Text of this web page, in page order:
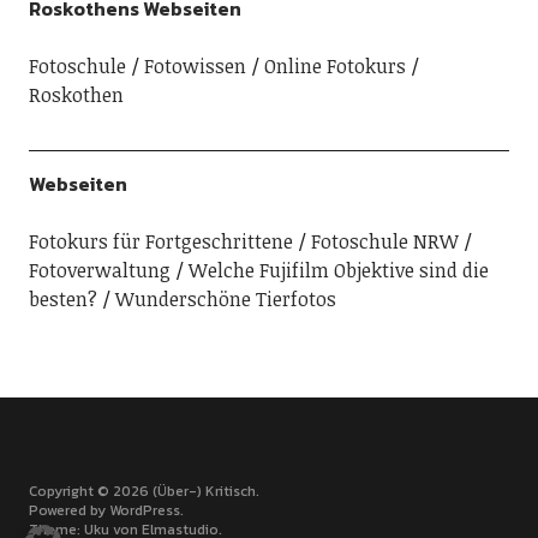
Roskothens Webseiten
Fotoschule Fotowissen
Online Fotokurs
Roskothen
Webseiten
Fotokurs für Fortgeschrittene
Fotoschule NRW
Fotoverwaltung
Welche Fujifilm Objektive sind die
besten?
Wunderschöne Tierfotos
Copyright © 2026 (Über-) Kritisch
Powered by WordPress
Theme: Uku von Elmastudio